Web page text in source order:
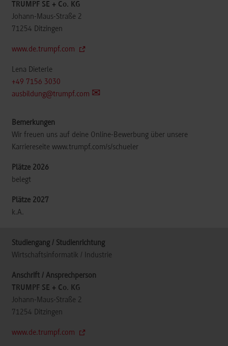
TRUMPF SE + Co. KG
Johann-Maus-Straße 2
71254 Ditzingen
www.de.trumpf.com
Lena Dieterle
+49 7156 3030
ausbildung@trumpf.com
Wir freuen uns auf deine Online-Bewerbung über unsere
Karriereseite www.trumpf.com/s/schueler
belegt
k.A.
Wirtschaftsinformatik / Industrie
TRUMPF SE + Co. KG
Johann-Maus-Straße 2
71254 Ditzingen
www.de.trumpf.com